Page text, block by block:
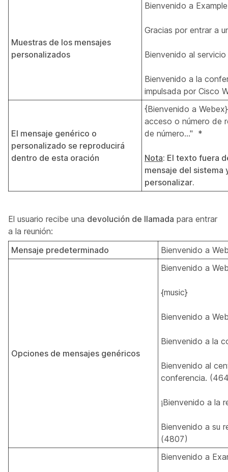
Muestras de los mensajes
personalizados
Bienvenido a
Gracias por entrar a
Bienvenido al
Bienvenido a la
impulsada por Cisco
El mensaje genérico o
personalizado se reproducirá
dentro de esta oración
{Bienvenido a
acceso o número de
de número…" *
Nota: El texto fuera
mensaje del sistema
personalizar.
El usuario recibe una devolución de llamada para entrar
a la reunión:
Mensaje predeterminado
Bienvenido a
Opciones de mensajes genéricos
Bienvenido a
{music}
Bienvenido a
Bienvenido a la
Bienvenido al
conferencia.
¡Bienvenido a la
Bienvenido a su
(4807)
Bienvenido a